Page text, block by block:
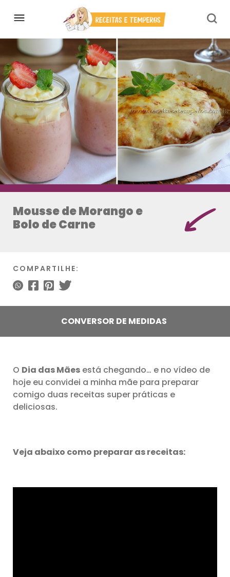
Mousse de Morango e
Bolo de Carne
COMPARTILHE:
CONVERSOR DE MEDIDAS
O Dia das Mães está chegando… e no vídeo de
hoje eu convidei a minha mãe para preparar
comigo duas receitas super práticas e
deliciosas.
Veja abaixo como preparar as receitas: